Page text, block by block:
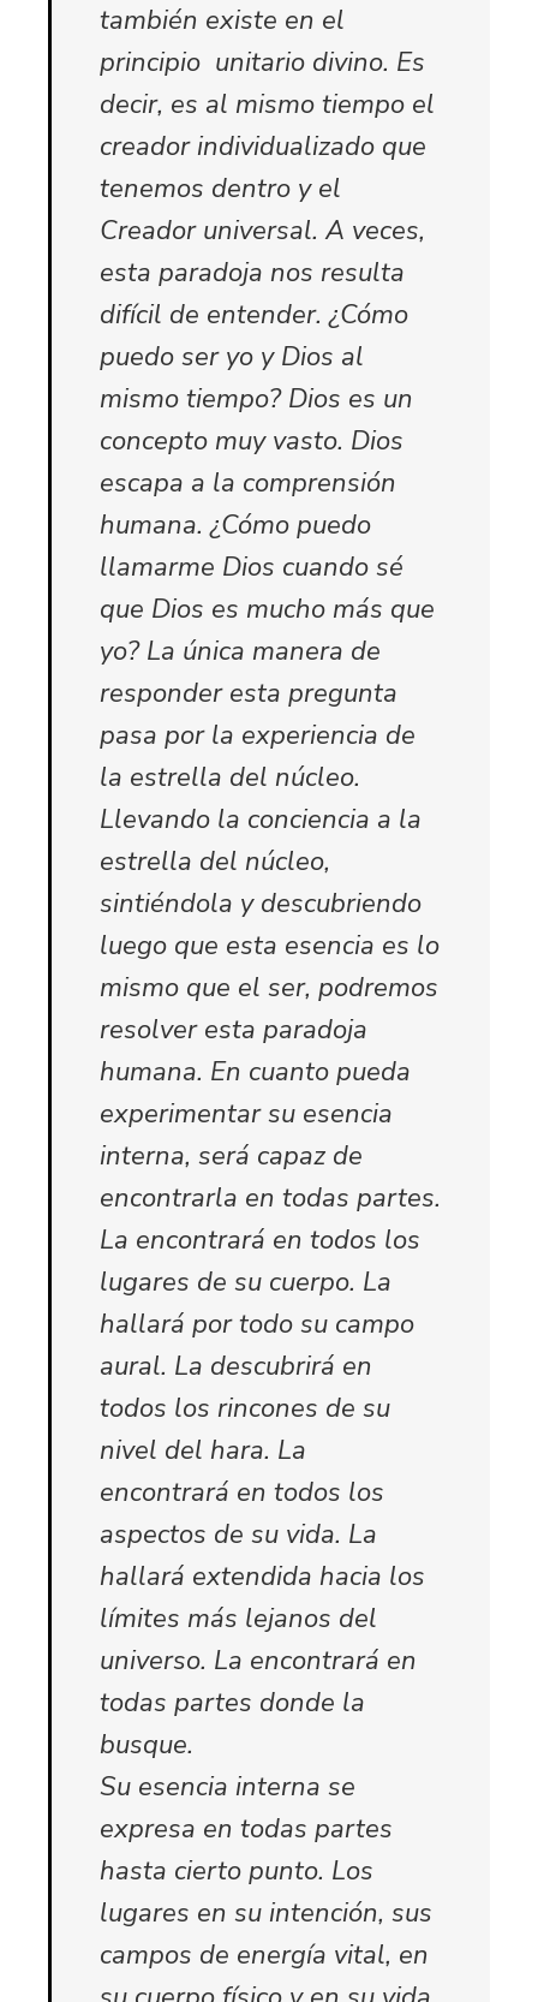
también existe en el
principio unitario divino. Es
decir, es al mismo tiempo el
creador individualizado que
tenemos dentro y el
Creador universal. A veces,
esta paradoja nos resulta
difícil de entender. ¿Cómo
puedo ser yo y Dios al
mismo tiempo? Dios es un
concepto muy vasto. Dios
escapa a la comprensión
humana. ¿Cómo puedo
llamarme Dios cuando sé
que Dios es mucho más que
yo? La única manera de
responder esta pregunta
pasa por la experiencia de
la estrella del núcleo.
Llevando la conciencia a la
estrella del núcleo,
sintiéndola y descubriendo
luego que esta esencia es lo
mismo que el ser, podremos
resolver esta paradoja
humana. En cuanto pueda
experimentar su esencia
interna, será capaz de
encontrarla en todas partes.
La encontrará en todos los
lugares de su cuerpo. La
hallará por todo su campo
aural. La descubrirá en
todos los rincones de su
nivel del hara. La
encontrará en todos los
aspectos de su vida. La
hallará extendida hacia los
límites más lejanos del
universo. La encontrará en
todas partes donde la
busque.
Su esencia interna se
expresa en todas partes
hasta cierto punto. Los
lugares en su intención, sus
campos de energía vital, en